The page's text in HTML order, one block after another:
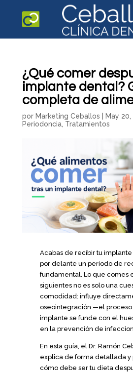
¿Qué comer
implante dental?
completa de
por Marketing Ceballos May
Periodoncia, Tratamientos
Acabas de recibir tu
por delante un período de
fundamental. Lo que comes
siguientes no es solo una
comodidad: influye
oseointegración —el
implante se funde con el
en la prevención de
En esta guía, el Dr. Ramón
explica de forma detallada y
cómo debe ser tu dieta